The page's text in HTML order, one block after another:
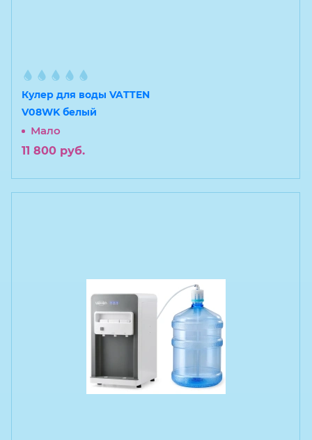
Кулер для воды VATTEN
V08WK белый
Мало
11 800 руб.